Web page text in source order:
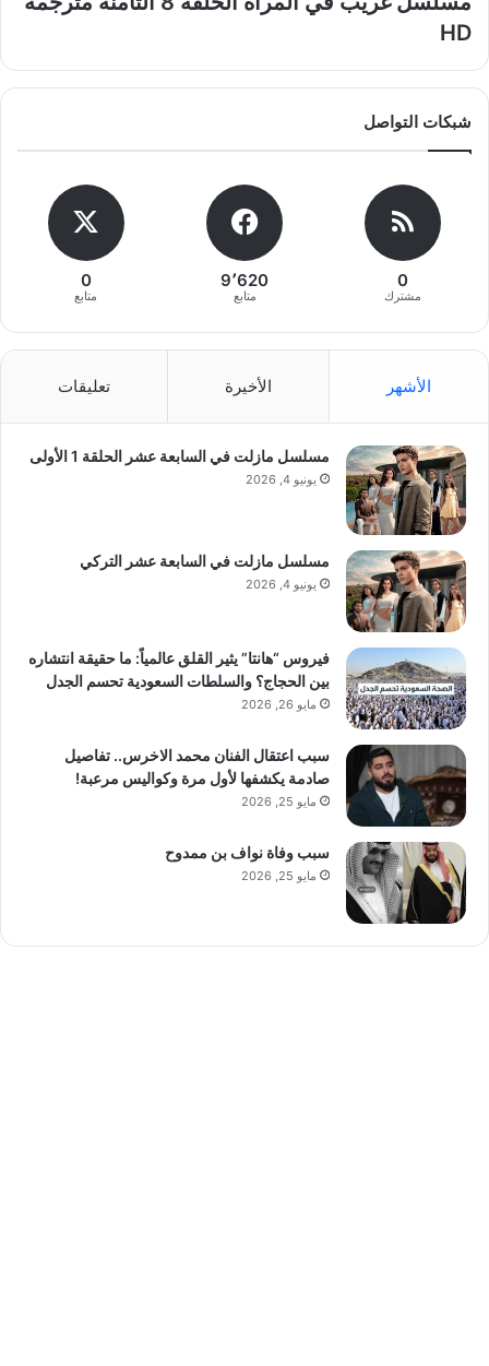
HD
شبكات التواصل
0
مشترك
9٬620
متابع
0
متابع
الأشهر الأخيرة تعليقات
مسلسل مازلت في السابعة عشر الحلقة 1 الأولى
يونيو 4, 2026
مسلسل مازلت في السابعة عشر التركي
يونيو 4, 2026
فيروس “هانتا” يثير القلق عالمياً: ما حقيقة انتشاره
بين الحجاج؟ والسلطات السعودية تحسم الجدل
مايو 26, 2026
سبب اعتقال الفنان محمد الاخرس.. تفاصيل
صادمة يكشفها لأول مرة وكواليس مرعبة!
مايو 25, 2026
سبب وفاة نواف بن ممدوح
مايو 25, 2026